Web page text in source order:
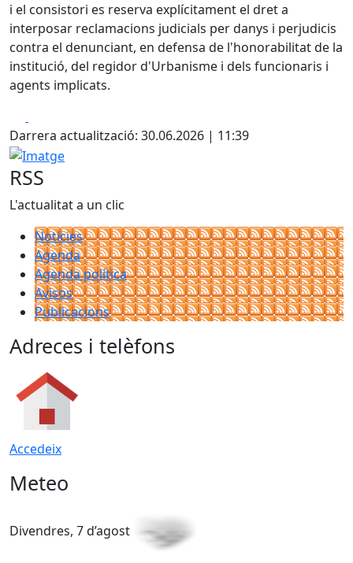
i el consistori es reserva explícitament el dret a
interposar reclamacions judicials per danys i perjudicis
contra el denunciant, en defensa de l'honorabilitat de la
institució, del regidor d'Urbanisme i dels funcionaris i
agents implicats.
Darrera actualització: 30.06.2026 | 11:39
Imatge
RSS
L'actualitat a un clic
Notícies
Agenda
Agenda política
Avisos
Publicacions
Adreces i telèfons
Accedeix
Meteo
Divendres, 7 d’agost